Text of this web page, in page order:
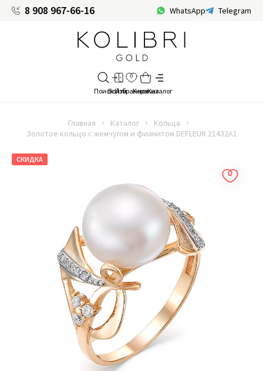
8 908 967-66-16 WhatsApp Telegram
Главная Каталог
Кольца
Золотое кольцо с жемчугом и фианитом DEFLEUR 21432A1
СКИДКА